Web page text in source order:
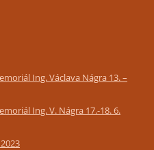
Ing. Václava Nágra 13. –
Ing. V. Nágra 17.-18. 6.